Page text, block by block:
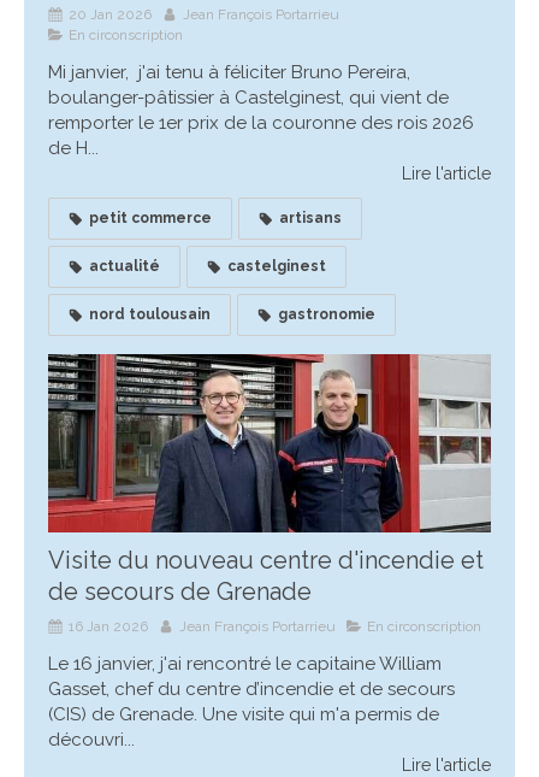
20 Jan 2026
Jean François Portarrieu
En circonscription
Mi janvier, j'ai tenu à féliciter Bruno Pereira,
boulanger-pâtissier à Castelginest, qui vient de
remporter le 1er prix de la couronne des rois 2026
de H...
Lire l'article
petit commerce artisans
actualité castelginest
nord toulousain gastronomie
Visite du nouveau centre d'incendie et
de secours de Grenade
16 Jan 2026 Jean François Portarrieu En circonscription
Le 16 janvier, j'ai rencontré le capitaine William
Gasset, chef du centre d’incendie et de secours
(CIS) de Grenade. Une visite qui m'a permis de
découvri...
Lire l'article